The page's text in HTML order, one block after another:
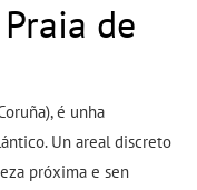
de
é unha
Un areal discreto
próxima e sen